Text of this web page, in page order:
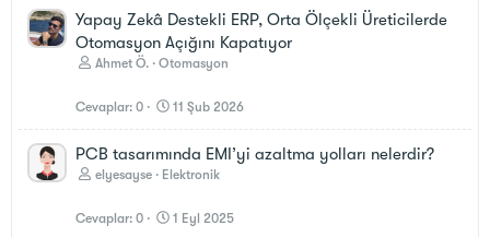
Yapay Zekâ Destekli ERP, Orta Ölçekli Üreticilerde
Otomasyon Açığını Kapatıyor
Ahmet Ö. Otomasyon
Cevaplar 0 11 Şub 2026
PCB tasarımında EMI’yi azaltma yolları nelerdir?
elyesayse Elektronik
Cevaplar 0 1 Eyl 2025